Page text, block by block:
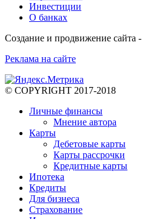
Инвестиции
О банках
Создание и продвижение сайта -
Реклама на сайте
© COPYRIGHT 2017-2018
Личные финансы
Мнение автора
Карты
Дебетовые карты
Карты рассрочки
Кредитные карты
Ипотека
Кредиты
Для бизнеса
Страхование